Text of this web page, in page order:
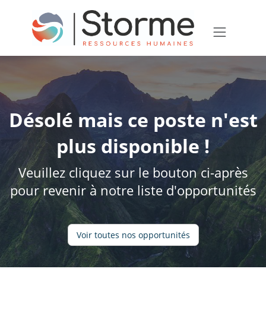
Désolé mais ce poste n'est
plus disponible !
Veuillez cliquez sur le bouton ci-après
pour revenir à notre liste d'opportunités
Voir toutes nos opportunités